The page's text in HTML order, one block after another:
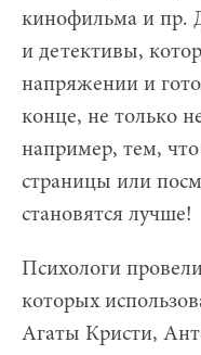
кинофильма и пр.
и детективы,
напряжении и
конце, не только
например, тем,
страницы или
становятся лучше!
Психологи
которых
Агаты Кристи,